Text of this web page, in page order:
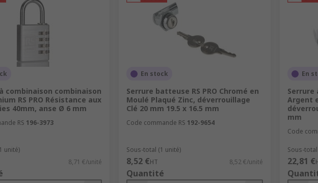
sont le type de serrure le plus courant utilisé pour les portes (notamment les
permet au produit d'être actionné de part et d'autre de la cloison. Le cylindre
tourne la came qui entraîne la targette ou le pêne dans la gâche.
d'un mécanisme de verrouillage monté dans l'épaisseur de la porte elle-
des deux côtés de la porte.
porte avec une poignée ou un bouton et un clavier intégré monté en applique.
Un code est saisi sur le clavier pour déverrouiller la porte.
combinaison combinaison
RS PRO Résistance aux
40mm, anse Ø 6 mm
RS 196-3973
unité)
8,71 €/unité
En stock
Serrure batteuse RS PRO Chromé en
Moulé Plaqué Zinc, déverrouillage
Clé 20 mm 19.5 x 16.5 mm
Code commande RS 192-9654
Sous-total (1 unité)
8,52 €HT 8,52 €/unité
Quantité
En
Serrure
Argent
mm
Code
Sous-
22,81 €